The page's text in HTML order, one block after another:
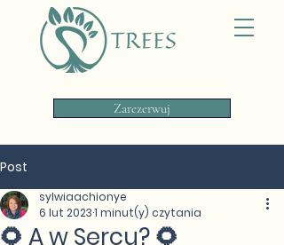
Zarezerwuj
Post
🌻 A w Sercu? 🌻
sylwiaachionye
6 lut 20231 minut(y) czytania